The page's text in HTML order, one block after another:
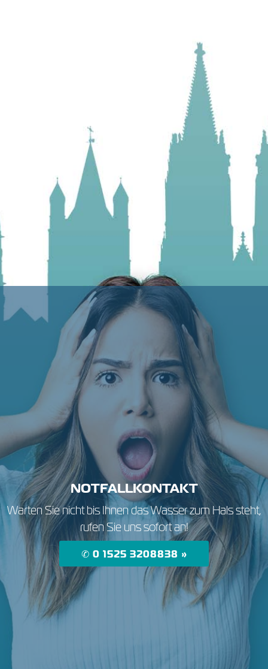
NOTFALLKONTAKT
Warten Sie nicht bis Ihnen das Wasser zum Hals steht,
rufen Sie uns sofort an!
✆ 0 1525 3208838 »